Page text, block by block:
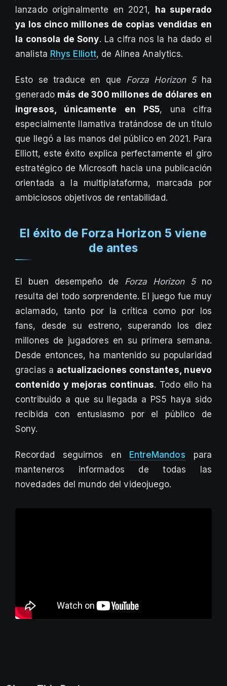
lanzado originalmente en 2021,
ha superado
ya los cinco millones de copias vendidas en
la consola de Sony. La cifra nos la ha dado el
analista Rhys Elliott, de Alinea Analytics.
Esto se traduce en que Forza Horizon 5ha
generado más de 300 millones de dólares en
ingresos, únicamente
en PS5, una cifra
especialmente llamativa tratándose de un título
que llegó a las manos del público en 2021. Para
Elliott, este éxito explica perfectamente el giro
estratégico de Microsoft hacia una publicación
orientada a la multiplataforma, marcada por
ambiciosos objetivos de rentabilidad.
El éxito de Forza Horizon 5 viene
de antes
El buen desempeño de Forza Horizon 5no
resulta del todo sorprendente. El juego fue muy
aclamado, tanto por la crítica como por los
fans, desde su estreno, superando los diez
millones de jugadores en su primera semana.
Desde entonces, ha mantenido su popularidad
gracias a actualizaciones constantes, nuevo
contenido y mejoras continuas. Todo ello ha
contribuido a que su llegada a PS5 haya sido
recibida con entusiasmo por el público de
Sony.
Recordad seguirnos en EntreMandos para
manteneros informados de todas las
novedades del mundo del videojuego.